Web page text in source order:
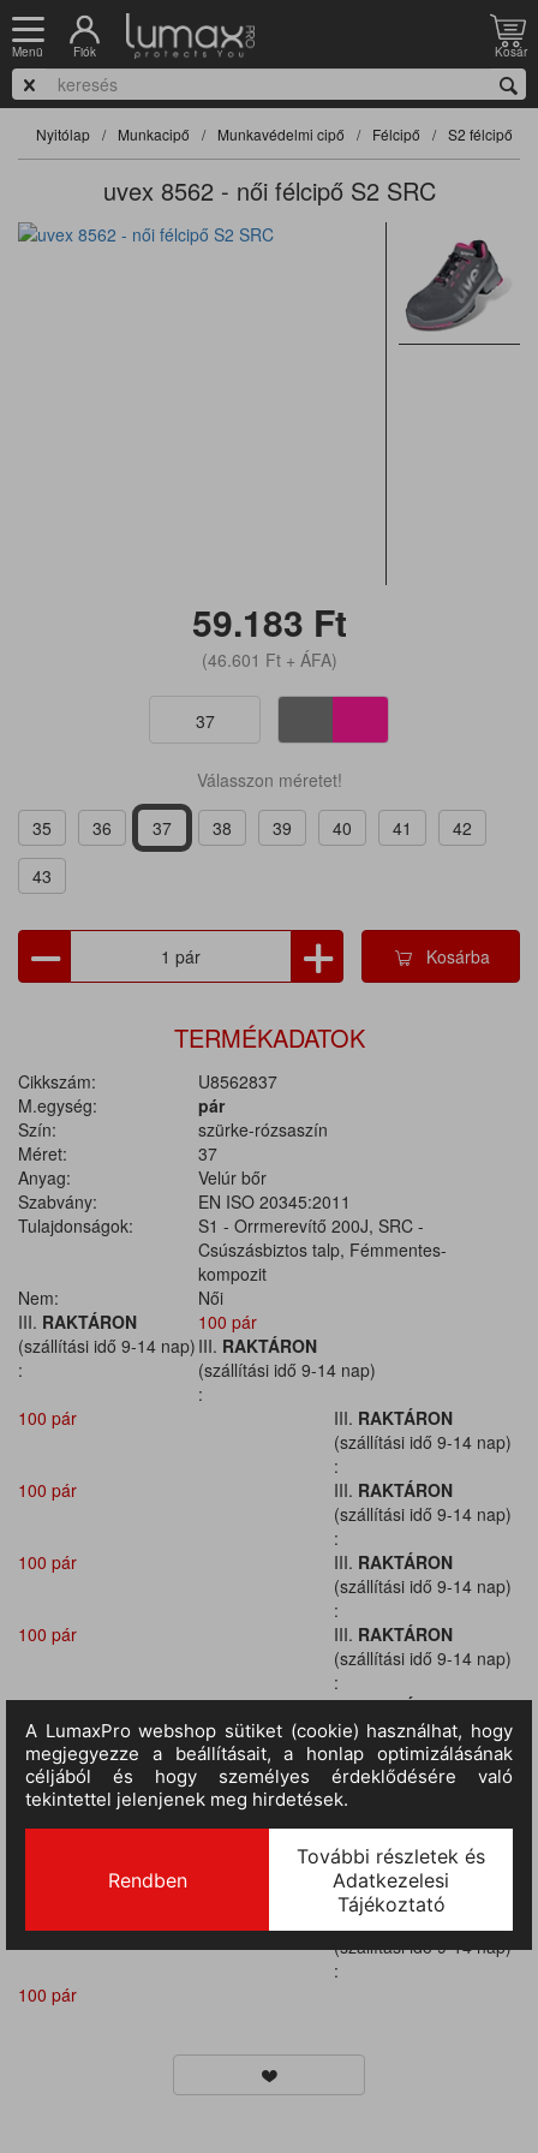
Menü Fiók Kosár
Nyitólap Munkacipő Munkavédelmi cipő Félcipő S2 félcipő
uvex 8562 - női félcipő S2 SRC
59.183 Ft
(46.601 Ft+ ÁFA)
37
Válasszon méretet!
35
36 37 38 39 40 41
42
43
Kosárba
TERMÉKADATOK
Cikkszám:
U8562837
M.egység:
pár
Szín:
szürke-rózsaszín
Méret:
37
Anyag:
Velúr bőr
Szabvány:
EN ISO 20345:2011
Tulajdonságok:
S1 - Orrmerevítő 200J, SRC -
Csúszásbiztos talp, Fémmentes-
kompozit
Nem:
Női
III. RAKTÁRON
(szállítási idő 9-14 nap)
:
100 pár
III. RAKTÁRON
(szállítási idő 9-14 nap)
:
100 pár
III. RAKTÁRON
(szállítási idő 9-14 nap)
:
100 pár
III. RAKTÁRON
(szállítási idő 9-14 nap)
:
100 pár
III. RAKTÁRON
(szállítási idő 9-14 nap)
:
100 pár
III. RAKTÁRON
(szállítási idő 9-14 nap)
:
100 pár
III.RAKTÁRON
(szállítási idő 9-14 nap)
:
100 pár
III.RAKTÁRON
(szállítási idő 9-14 nap)
:
III.RAKTÁRON
(szállítási idő 9-14 nap)
:
RAKTÁRON
(szállítási idő 9-14 nap)
:
100 pár